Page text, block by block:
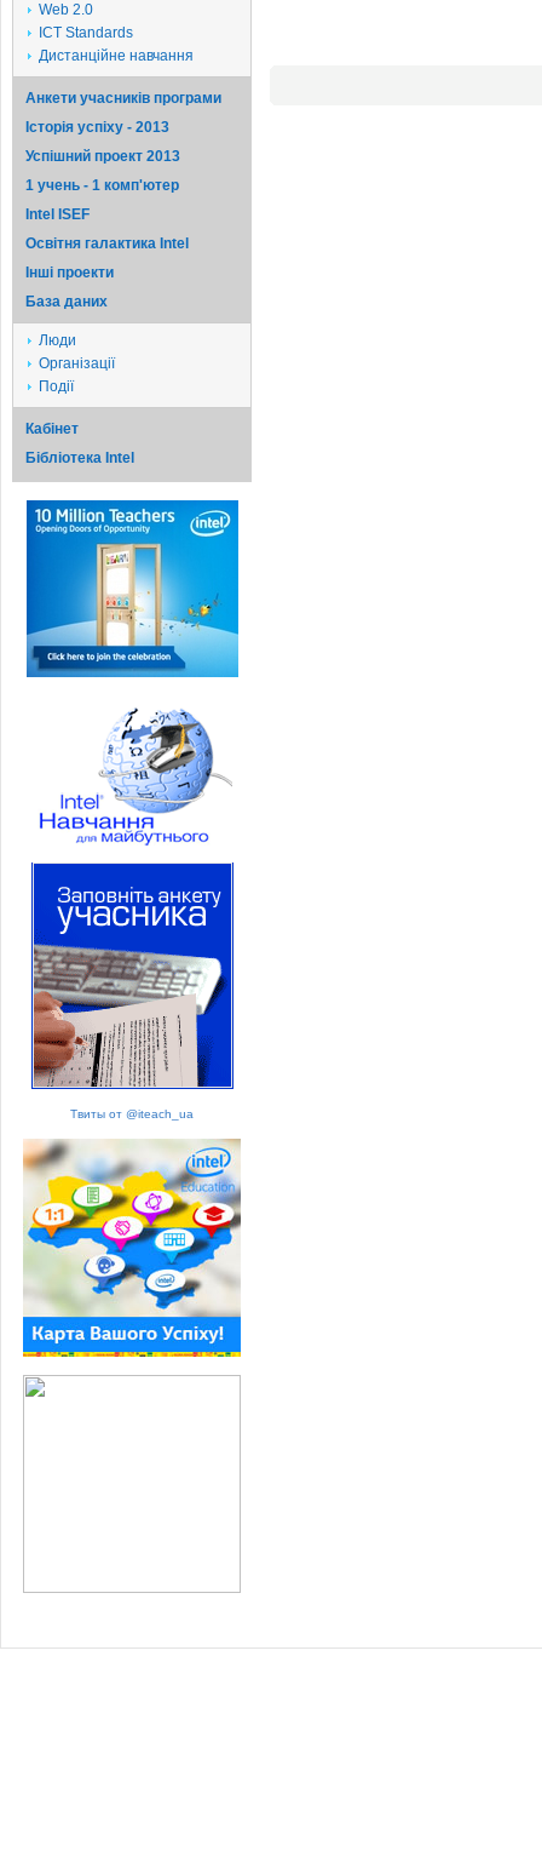
Web 2.0
ICT Standards
Дистанційне навчання
Анкети учасників програми
Історія успіху - 2013
Успішний проект 2013
1 учень - 1 комп'ютер
Intel ISEF
Освітня галактика Intel
Iншi проекти
База даних
Люди
Організації
Події
Кабінет
Бібліотека Intel
Твиты от @iteach_ua